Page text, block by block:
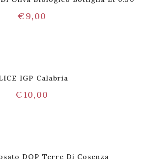
€9,00
IGP Calabria
€10,00
DOP Terre Di Cosenza